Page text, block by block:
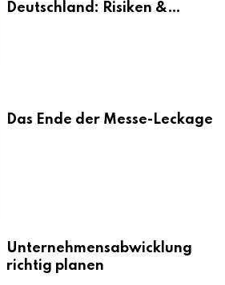
Deutschland: Risiken &
Das Ende der Messe-Leckage
Unternehmensabwicklung
richtig planen